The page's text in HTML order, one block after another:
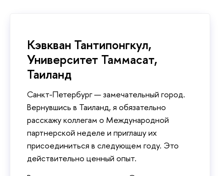
Кэвкван Тантипонгкул,
Университет Таммасат,
Таиланд
Санкт-Петербург — замечательный город.
Вернувшись в Таиланд, я обязательно
расскажу коллегам о Международной
партнерской неделе и приглашу их
присоединиться в следующем году. Это
действительно ценный опыт.